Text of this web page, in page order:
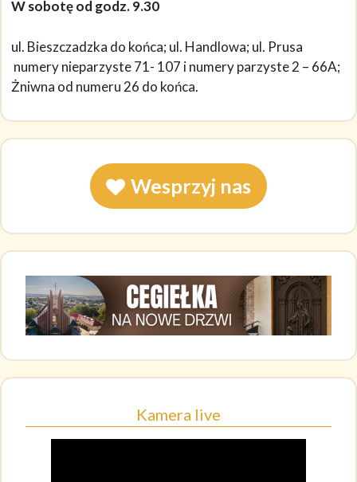
W sobotę od godz. 9.30
ul. Bieszczadzka do końca; ul. Handlowa; ul. Prusa
numery nieparzyste 71- 107 i numery parzyste 2 – 66A;
Żniwna od numeru 26 do końca.
Wesprzyj nas
Kamera live